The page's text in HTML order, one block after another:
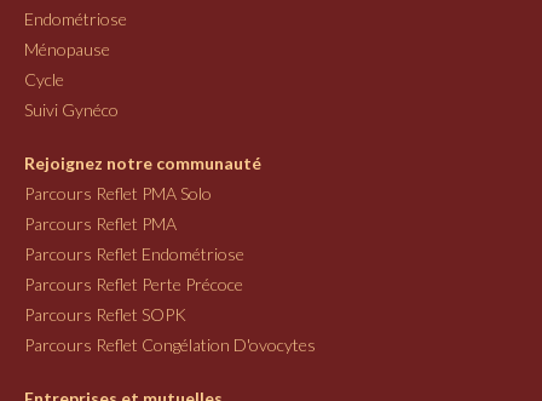
Endométriose
Ménopause
Cycle
Suivi Gynéco
Rejoignez notre communauté
Parcours Reflet PMA Solo
Parcours Reflet PMA
Parcours Reflet Endométriose
Parcours Reflet Perte Précoce
Parcours Reflet SOPK
Parcours Reflet Congélation D'ovocytes